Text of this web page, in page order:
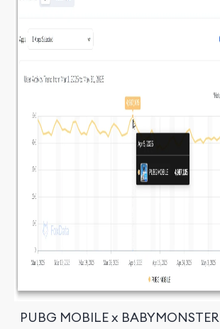
PUBG MOBILE x BABYMONSTER